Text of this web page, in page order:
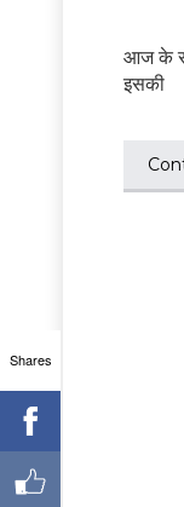
आज के
इसकी
Shares